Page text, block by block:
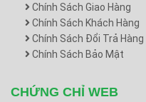
Chính Sách Giao Hàng
Chính Sách Khách Hàng
Chính Sách Đổi Trả Hàng
Chính Sách Bảo Mật
CHỨNG CHỈ WEB